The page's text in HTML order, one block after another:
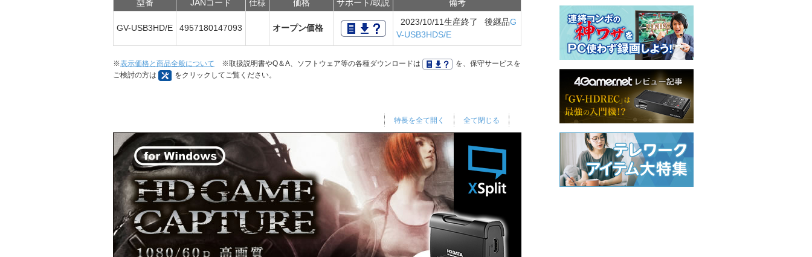
型番 JANコード 仕様 価格 サポート/取説 備考
GV-USB3HD/E 4957180147093 オープン価格
2023/10/11生産終了 後継品G
V-USB3HDS/E
※表示価格と商品全般について ※取扱説明書やQ＆A、ソフトウェア等の各種ダウンロードは
を、保守サービスを
ご検討の方は
をクリックしてご覧ください。
全て閉じる
特長を全て開く